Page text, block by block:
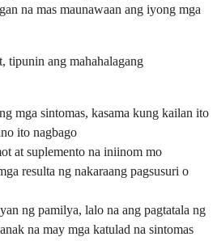
na mas maunawaan ang iyong mga
tipunin ang mahahalagang
mga sintomas, kasama kung kailan ito
ito nagbago
at suplemento na iniinom mo
resulta ng nakaraang pagsusuri o
ng pamilya, lalo na ang pagtatala ng
na may mga katulad na sintomas